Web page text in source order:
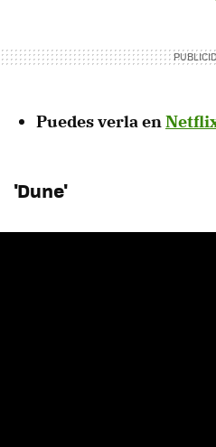
Puedes verla en
'Dune'